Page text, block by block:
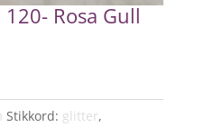
Rosa Gull
Stikkord: glitter,